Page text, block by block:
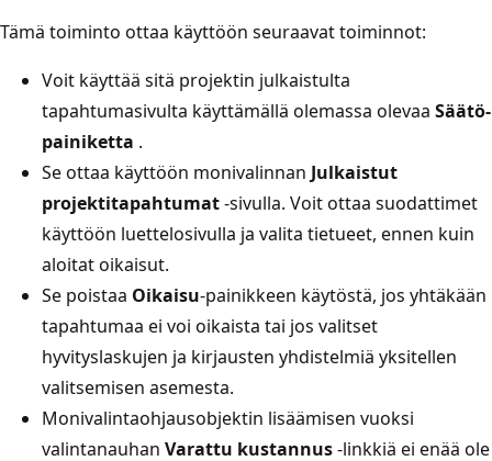
Tämä toiminto ottaa käyttöön seuraavat toiminnot:
Voit käyttää sitä projektin julkaistulta
tapahtumasivulta käyttämällä olemassa olevaa Säätö-
painiketta .
Se ottaa käyttöön monivalinnan Julkaistut
projektitapahtumat-sivulla. Voit ottaa suodattimet
käyttöön luettelosivulla ja valita tietueet, ennen kuin
aloitat oikaisut.
Se poistaa Oikaisu-painikkeen käytöstä, jos yhtäkään
tapahtumaa ei voi oikaista tai jos valitset
hyvityslaskujen ja kirjausten yhdistelmiä yksitellen
valitsemisen asemesta.
Monivalintaohjausobjektin lisäämisen vuoksi
valintanauhan Varattu kustannus-linkkiä ei enää ole